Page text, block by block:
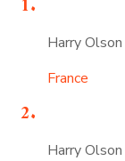
Harry Olson
France
Harry Olson